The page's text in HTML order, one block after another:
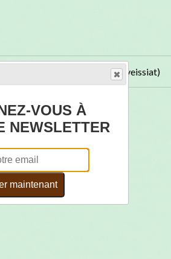
Balme Griva (Reculée de Corveissiat)
VOUS À
NEWSLETTER
maintenant